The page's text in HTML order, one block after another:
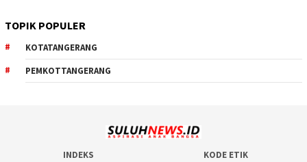
TOPIK POPULER
KOTATANGERANG
PEMKOTTANGERANG
INDEKS
KODE ETIK